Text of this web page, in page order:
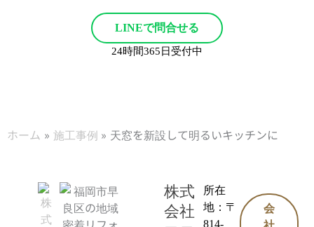
LINEで問合せる
24時間365日受付中
ホーム 施工事例 天窓を新設して明るいキッチンに
株式
会社
所在
地：〒
814-
会